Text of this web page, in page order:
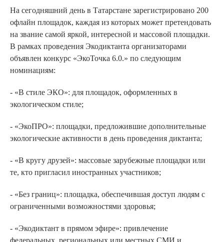
На сегодняшний день в Татарстане зарегистрировано 200
офлайн площадок, каждая из которых может претендовать
на звание самой яркой, интересной и массовой площадки.
В рамках проведения Экодиктанта организаторами
объявлен конкурс «ЭкоТочка 6.0.» по следующим
номинациям:
- «В стиле ЭКО»: для площадок, оформленных в
экологическом стиле;
- «ЭкоПРО»: площадки, предложившие дополнительные
экологические активности в день проведения диктанта;
- «В кругу друзей»: массовые зарубежные площадки или
те, кто пригласил иностранных участников;
- «Без границ»: площадка, обеспечившая доступ людям с
ограниченными возможностями здоровья;
- «Экодиктант в прямом эфире»: привлечение
федеральных, региональных или местных СМИ и